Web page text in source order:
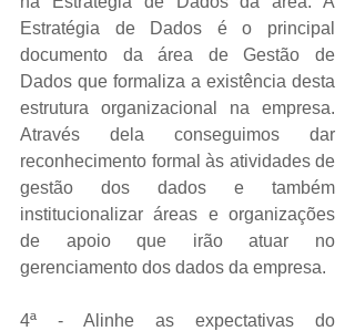
Estratégia de Dados é o principal
documento da área de Gestão de
Dados que formaliza a existência desta
estrutura organizacional na empresa.
Através dela conseguimos dar
reconhecimento formal às atividades de
gestão dos dados e também
institucionalizar áreas e organizações
de apoio que irão atuar no
gerenciamento dos dados da empresa.
4ª - Alinhe as expectativas do